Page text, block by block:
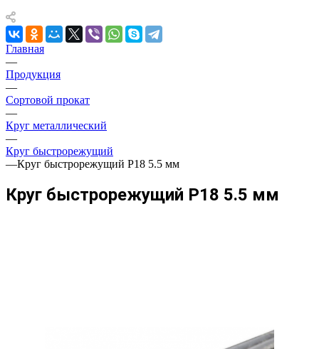
Главная
—
Продукция
—
Сортовой прокат
—
Круг металлический
—
Круг быстрорежущий
—Круг быстрорежущий Р18 5.5 мм
Круг быстрорежущий Р18 5.5 мм